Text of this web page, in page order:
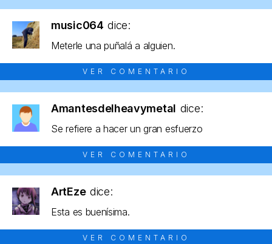
music064 dice:
Meterle una puñalá a alguien.
VER COMENTARIO
Amantesdelheavymetal dice:
Se refiere a hacer un gran esfuerzo
VER COMENTARIO
ArtEze dice:
Esta es buenísima.
VER COMENTARIO